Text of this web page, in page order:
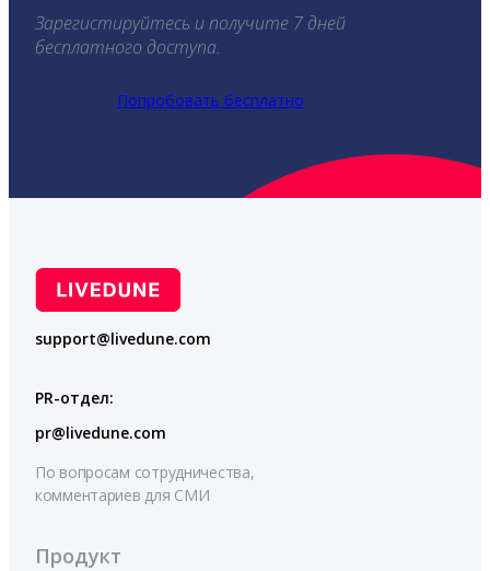
Зарегистируйтесь и получите 7 дней
бесплатного доступа.
Попробовать бесплатно
support@livedune.com
PR-отдел:
pr@livedune.com
По вопросам сотрудничества,
комментариев для СМИ
Продукт